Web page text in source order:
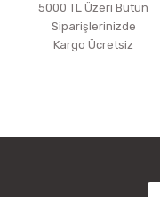
5000 TL Üzeri Bütün
Siparişlerinizde
Kargo Ücretsiz